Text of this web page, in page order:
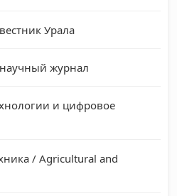
Урала
журнал
и цифровое
/ Agricultural and